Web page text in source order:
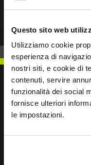
Questo sito web
Utilizziamo cookie
esperienza di
nostri siti, e cookie di
contenuti, servire
funzionalità dei social
fornisce ulteriori
le impostazioni.